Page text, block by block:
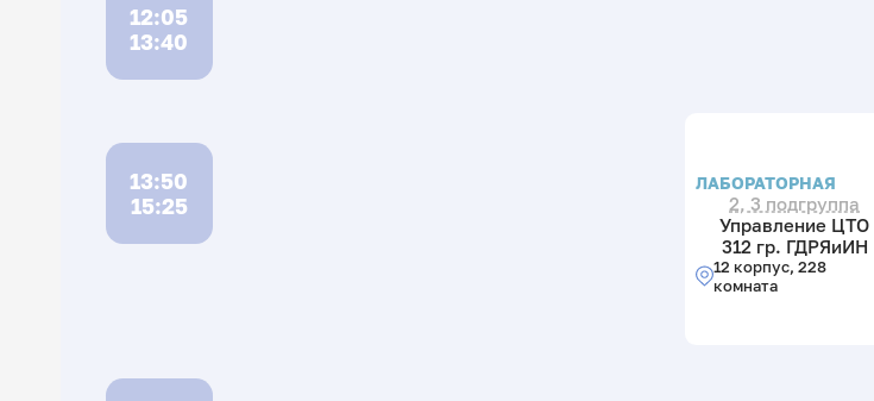
12:05
13:40
13:50
15:25
ЛАБОРАТОРНАЯ
2, 3 подгруппа
Управление ЦТО
312 гр. ГДРЯиИН
12 корпус, 228
комната